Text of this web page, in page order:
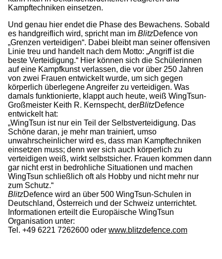
Kampftechniken einsetzen.
Und genau hier endet die Phase des Bewachens. Sobald
es handgreiflich wird, spricht man im BlitzDefence von
„Grenzen verteidigen“. Dabei bleibt man seiner offensiven
Linie treu und handelt nach dem Motto: „Angriff ist die
beste Verteidigung.“ Hier können sich die Schülerinnen
auf eine Kampfkunst verlassen, die vor über 250 Jahren
von zwei Frauen entwickelt wurde, um sich gegen
körperlich überlegene Angreifer zu verteidigen. Was
damals funktionierte, klappt auch heute, weiß WingTsun-
Großmeister Keith R. Kernspecht, derBlitzDefence
entwickelt hat:
„WingTsun ist nur ein Teil der Selbstverteidigung. Das
Schöne daran, je mehr man trainiert, umso
unwahrscheinlicher wird es, dass man Kampftechniken
einsetzen muss; denn wer sich auch körperlich zu
verteidigen weiß, wirkt selbstsicher. Frauen kommen dann
gar nicht erst in bedrohliche Situationen und machen
WingTsun schließlich oft als Hobby und nicht mehr nur
zum Schutz.“
BlitzDefence wird an über 500 WingTsun-Schulen in
Deutschland, Österreich und der Schweiz unterrichtet.
Informationen erteilt die Europäische WingTsun
Organisation unter:
Tel. +49 6221 7262600 oder www.blitzdefence.com